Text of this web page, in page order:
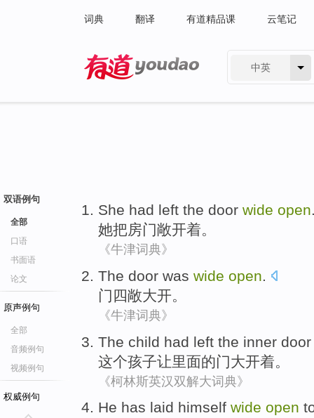
词典 翻译 有道精品课 云笔记
中英
双语例句
全部
口语
书面语
论文
原声例句
全部
音频例句
视频例句
权威例句
She had left the door wide open
她把房门敞开着。
《牛津词典》
The door was wide open.
门四敞大开。
《牛津词典》
The child had left the inner door
这个孩子让里面的门大开着 。
《柯林斯英汉双解大词典》
He has laid himself wide open